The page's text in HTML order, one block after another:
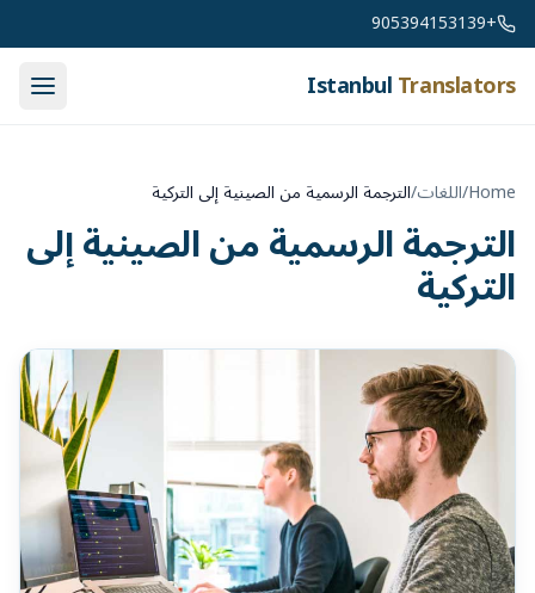
Skip to content
+905394153139
IstanbulTranslators
Home
/اللغات/الترجمة الرسمية من الصينية إلى التركية
الترجمة الرسمية من الصينية إلى
التركية